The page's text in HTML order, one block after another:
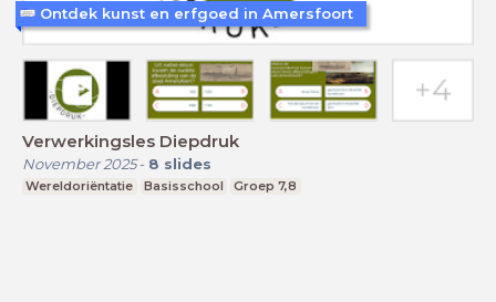
Verwerkingsles Diepdruk
November 2025- 8 slides
Wereldoriëntatie Basisschool Groep 7,8
Ontdek kunst en erfgoed in Amersfoort